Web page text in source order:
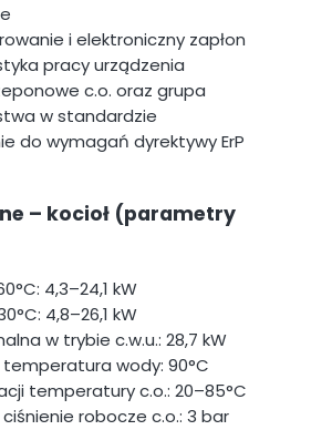
i elektroniczny zapłon
pracy urządzenia
c.o. oraz grupa
w standardzie
do wymagań dyrektywy ErP
– kocioł (parametry
4,3–24,1 kW
4,8–26,1 kW
w trybie c.w.u.: 28,7 kW
wody: 90°C
temperatury c.o.: 20–85°C
robocze c.o.: 3 bar